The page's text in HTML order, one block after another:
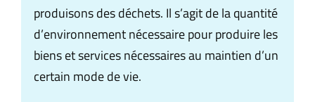
produisons des déchets. Il s’agit de la quantité
d’environnement nécessaire pour produire les
biens et services nécessaires au maintien d’un
certain mode de vie.